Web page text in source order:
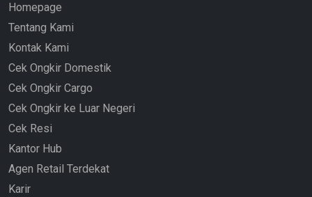
Homepage
Tentang Kami
Kontak Kami
Cek Ongkir Domestik
Cek Ongkir Cargo
Cek Ongkir ke Luar Negeri
Cek Resi
Kantor Hub
Agen Retail Terdekat
Karir